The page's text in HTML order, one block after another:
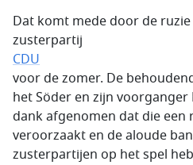
Dat komt mede door de ruzie
zusterpartij
CDU
voor de zomer. De
het Söder en zijn
dank afgenomen dat die een
veroorzaakt en de aloude
zusterpartijen op het spel